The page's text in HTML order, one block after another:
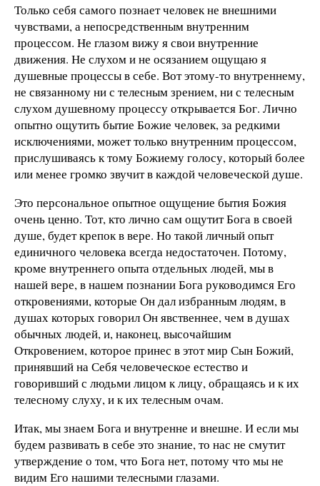
Только себя самого познает человек не внешними
чувствами, а непосредственным внутренним
процессом. Не глазом вижу я свои внутренние
движения. Не слухом и не осязанием ощущаю я
душевные процессы в себе. Вот этому-то внутреннему,
не связанному ни с телесным зрением, ни с телесным
слухом душевному процессу открывается Бог. Лично
опытно ощутить бытие Божие человек, за редкими
исключениями, может только внутренним процессом,
прислушиваясь к тому Божиему голосу, который более
или менее громко звучит в каждой человеческой душе.
Это персональное опытное ощущение бытия Божия
очень ценно. Тот, кто лично сам ощутит Бога в своей
душе, будет крепок в вере. Но такой личный опыт
единичного человека всегда недостаточен. Потому,
кроме внутреннего опыта отдельных людей, мы в
нашей вере, в нашем познании Бога руководимся Его
откровениями, которые Он дал избранным людям, в
душах которых говорил Он явственнее, чем в душах
обычных людей, и, наконец, высочайшим
Откровением, которое принес в этот мир Сын Божий,
принявший на Себя человеческое естество и
говоривший с людьми лицом к лицу, обращаясь и к их
телесному слуху, и к их телесным очам.
Итак, мы знаем Бога и внутренне и внешне. И если мы
будем развивать в себе это знание, то нас не смутит
утверждение о том, что Бога нет, потому что мы не
видим Его нашими телесными глазами.